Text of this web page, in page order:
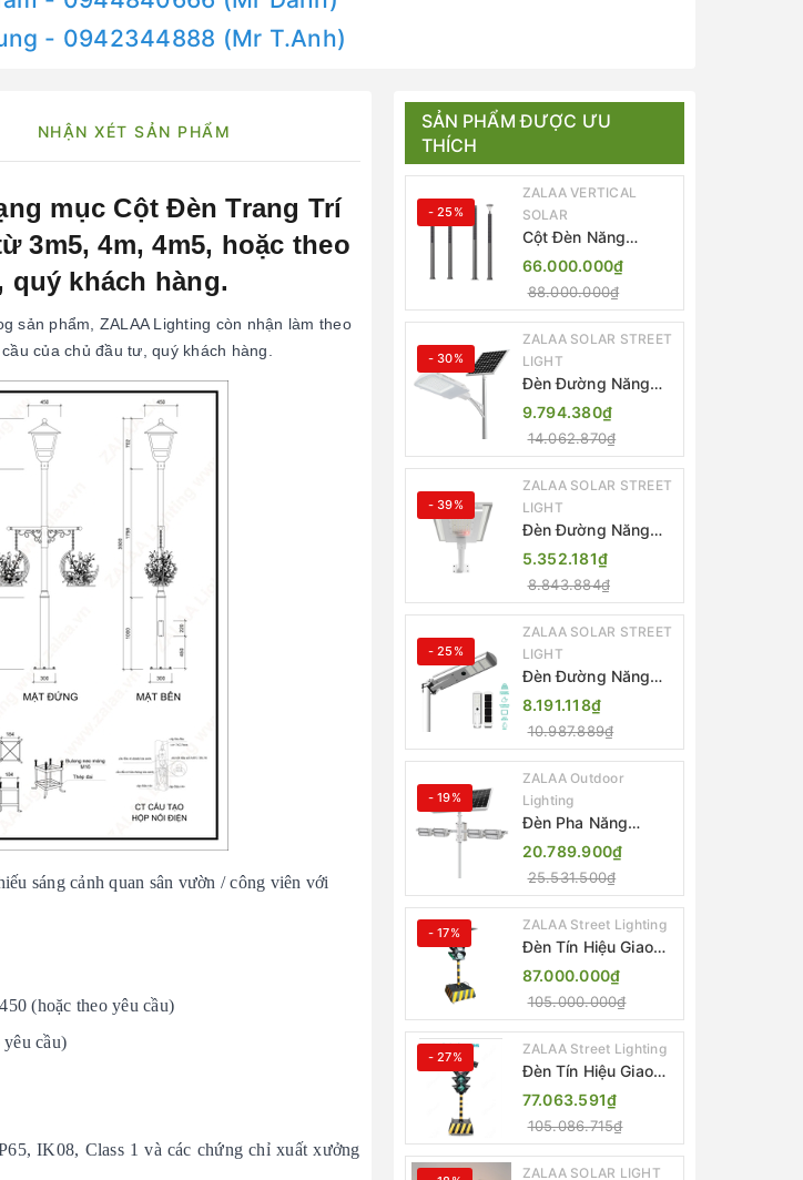
- 0942344888 (Mr T.Anh)
NHẬN XÉT SẢN PHẨM
mục Cột Đèn Trang Trí
3m5, 4m, 4m5, hoặc theo
quý khách hàng.
sản phẩm, ZALAA Lighting còn nhận làm theo
của chủ đầu tư, quý khách hàng.
sáng cảnh quan sân vườn / công viên với
(hoặc theo yêu cầu)
cầu)
IK08, Class 1 và các chứng chỉ xuất xưởng
SẢN PHẨM ĐƯỢC ƯU
THÍCH
- 25%
ZALAA VERTICAL
SOLAR
Cột Đèn Năng
Lượng Mặt Trời Dọc
Thông Minh ZSR-
YYDS-360 | ZALAA
Jsc
66.000.000₫
88.000.000₫
- 30%
ZALAA SOLAR STREET
LIGHT
Đèn Đường Năng
Lượng Mặt Trời
Thông Minh Điều
Khiển MPPT ZL-
GMX01 ZALAA
9.794.380₫
14.062.870₫
- 39%
ZALAA SOLAR STREET
LIGHT
Đèn Đường Năng
Lượng Mặt Trời
Nhôm Đúc ZALAA
ZL-BWH Cao Cấp
IP65
5.352.181₫
8.843.884₫
- 25%
ZALAA SOLAR STREET
LIGHT
Đèn Đường Năng
Lượng Mặt Trời Tích
Hợp Camera ZALAA
ZL-BJ04-CCTV
(80W, IP65)
8.191.118₫
10.987.889₫
- 19%
ZALAA Outdoor
Lighting
Đèn Pha Năng
Lượng Mặt Trời Sân
Thể Thao ZALAA
Jsc Chống Nước
IP65 Cao Cấp
20.789.900₫
25.531.500₫
- 17% ZALAA Street Lighting
Đèn Tín Hiệu Giao
Thông Di Động Năng
Lượng Mặt Trời
ZALAA ZL-300A-D
87.000.000₫
105.000.000₫
- 27% ZALAA Street Lighting
Đèn Tín Hiệu Giao
Thông Di Động Năng
Lượng Mặt Trời
ZALAA ZL-409300C
77.063.591₫
105.086.715₫
ZALAA SOLAR LIGHT